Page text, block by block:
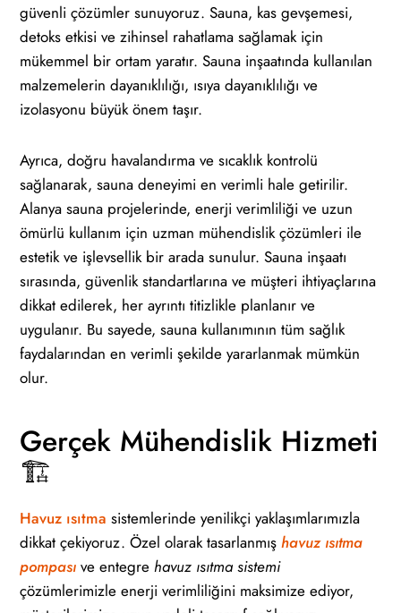
güvenli çözümler sunuyoruz. Sauna, kas gevşemesi,
detoks etkisi ve zihinsel rahatlama sağlamak için
mükemmel bir ortam yaratır. Sauna inşaatında kullanılan
malzemelerin dayanıklılığı, ısıya dayanıklılığı ve
izolasyonu büyük önem taşır.
Ayrıca, doğru havalandırma ve sıcaklık kontrolü
sağlanarak, sauna deneyimi en verimli hale getirilir.
Alanya sauna projelerinde, enerji verimliliği ve uzun
ömürlü kullanım için uzman mühendislik çözümleri ile
estetik ve işlevsellik bir arada sunulur. Sauna inşaatı
sırasında, güvenlik standartlarına ve müşteri ihtiyaçlarına
dikkat edilerek, her ayrıntı titizlikle planlanır ve
uygulanır. Bu sayede, sauna kullanımının tüm sağlık
faydalarından en verimli şekilde yararlanmak mümkün
olur.
Gerçek Mühendislik Hizmeti
🏗️
Havuz ısıtma sistemlerinde yenilikçi yaklaşımlarımızla
dikkat çekiyoruz. Özel olarak tasarlanmışhavuz ısıtma
pompası ve entegrehavuz ısıtma sistemi
çözümlerimizle enerji verimliliğini maksimize ediyor,